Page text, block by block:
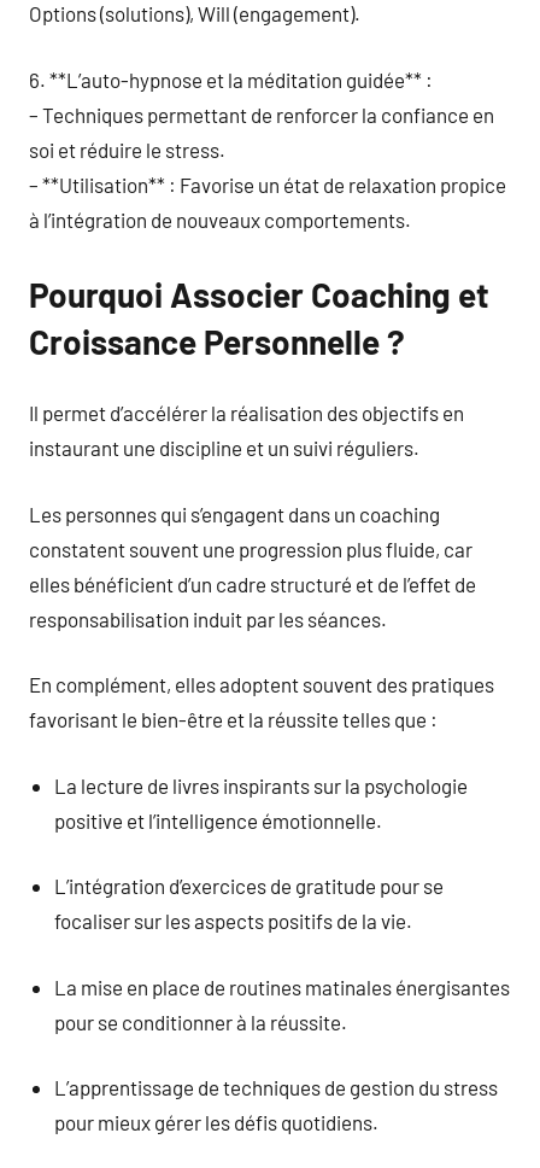
Options (solutions), Will (engagement).
6. **L’auto-hypnose et la méditation guidée** :
– Techniques permettant de renforcer la confiance en
soi et réduire le stress.
– **Utilisation** : Favorise un état de relaxation propice
à l’intégration de nouveaux comportements.
Pourquoi Associer Coaching et
Croissance Personnelle ?
Il permet d’accélérer la réalisation des objectifs en
instaurant une discipline et un suivi réguliers.
Les personnes qui s’engagent dans un coaching
constatent souvent une progression plus fluide, car
elles bénéficient d’un cadre structuré et de l’effet de
responsabilisation induit par les séances.
En complément, elles adoptent souvent des pratiques
favorisant le bien-être et la réussite telles que :
La lecture de livres inspirants sur la psychologie
positive et l’intelligence émotionnelle.
L’intégration d’exercices de gratitude pour se
focaliser sur les aspects positifs de la vie.
La mise en place de routines matinales énergisantes
pour se conditionner à la réussite.
L’apprentissage de techniques de gestion du stress
pour mieux gérer les défis quotidiens.